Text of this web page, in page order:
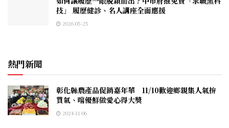
技」 履歷健診、名人講座全面應援
2026-05-25
熱門新聞
彰化縣農產品促銷嘉年華 11/10歡迎鄉親集人氣拚
買氣、嚐優鮮做愛心得大獎
2024-11-06